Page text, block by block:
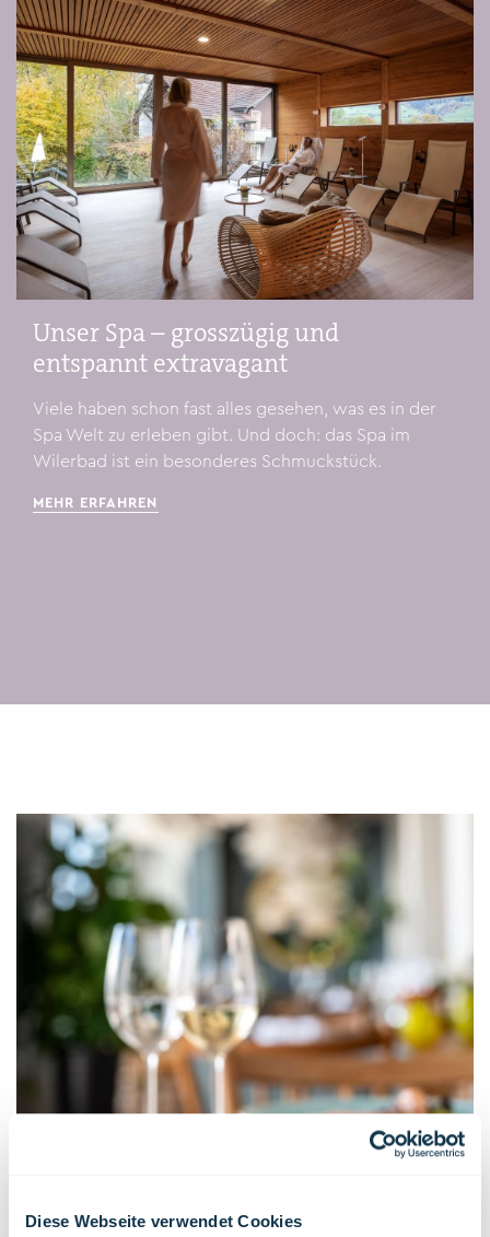
Diese Webseite verwendet Cookies
Unser Spa – grosszügig und
entspannt extravagant
Viele haben schon fast alles gesehen, was es in der
Spa Welt zu erleben gibt. Und doch: das Spa im
Wilerbad ist ein besonderes Schmuckstück.
MEHR ERFAHREN